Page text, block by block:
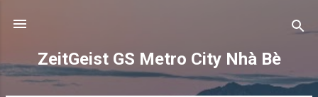
ZeitGeist GS Metro City Nhà Bè